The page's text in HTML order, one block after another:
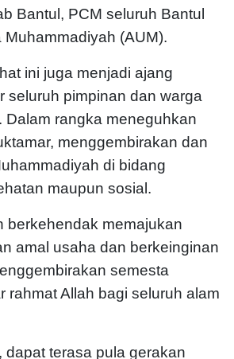
Bantul, PCM seluruh Bantul
(AUM).
ini juga menjadi ajang
seluruh pimpinan dan warga
Dalam rangka meneguhkan
menggembirakan dan
di bidang
maupun sosial.
berkehendak memajukan
amal usaha dan berkeinginan
semesta
rahmat Allah bagi seluruh alam
dapat terasa pula gerakan